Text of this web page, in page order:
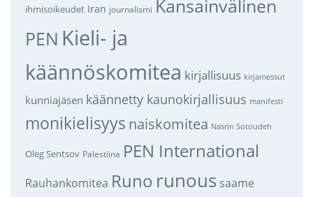
ihmisoikeudet Iran journalismi Kansainvälinen
PEN Kieli- ja
käännöskomitea kirjallisuus kirjamessut
kunniajäsen käännetty kaunokirjallisuus manifesti
monikielisyys naiskomitea Nasrin Sotoudeh
Oleg Sentsov Palestiina PEN International
Rauhankomitea Runo runous saame